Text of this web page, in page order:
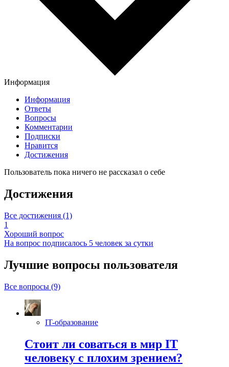
Информация
Информация
Ответы
Вопросы
Комментарии
Подписки
Нравится
Достижения
Пользователь пока ничего не рассказал о себе
Достижения
Все достижения (1)
1
Хороший вопрос
На вопрос подписалось 5 человек за сутки
Лучшие вопросы пользователя
Все вопросы (9)
IT-образование
Стоит ли соваться в мир IT
человеку с плохим зрением?